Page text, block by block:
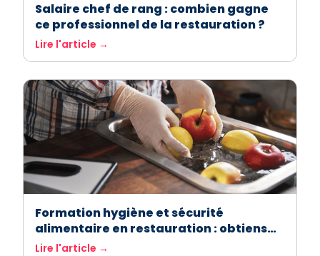
Salaire chef de rang : combien gagne
ce professionnel de la restauration ?
Lire l'article →
Formation hygiène et sécurité
alimentaire en restauration : obtiens
ton attestation facilement avec
Lire l'article →